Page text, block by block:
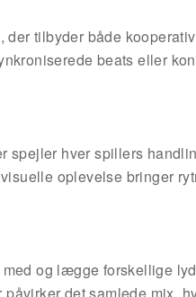
tilbyder både
beats eller
hver spillers
oplevelse bringer
og lægge forskellige